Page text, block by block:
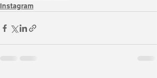
Instagram